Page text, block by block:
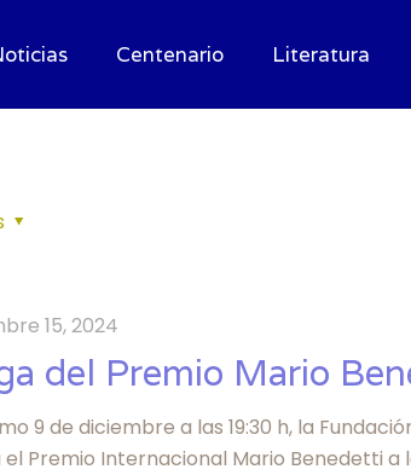
Centenario Literatura
15, 2024
del Premio Mario
9 de diciembre a las 19:30 h, la
Premio Internacional Mario Benedetti a